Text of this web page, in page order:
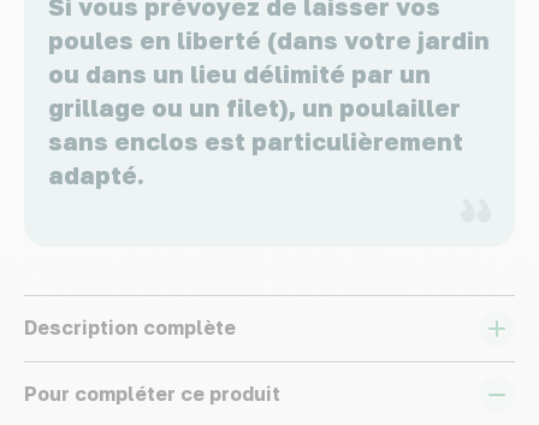
Si vous prévoyez de laisser vos
poules en liberté (dans votre jardin
ou dans un lieu délimité par un
grillage ou un filet), un poulailler
sans enclos est particulièrement
adapté.
Description complète
Pour compléter ce produit